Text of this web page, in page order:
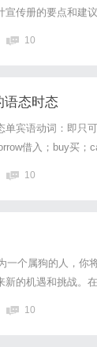
传册的要点和建
源科技的创新性
宣传册的文字应
10
语态时态
宾语动词：即只
借入；buy买；
看见；say说；
10
一个属狗的人，你
的机遇和挑战。
的挑战，并取得
保持谦逊和专注
10